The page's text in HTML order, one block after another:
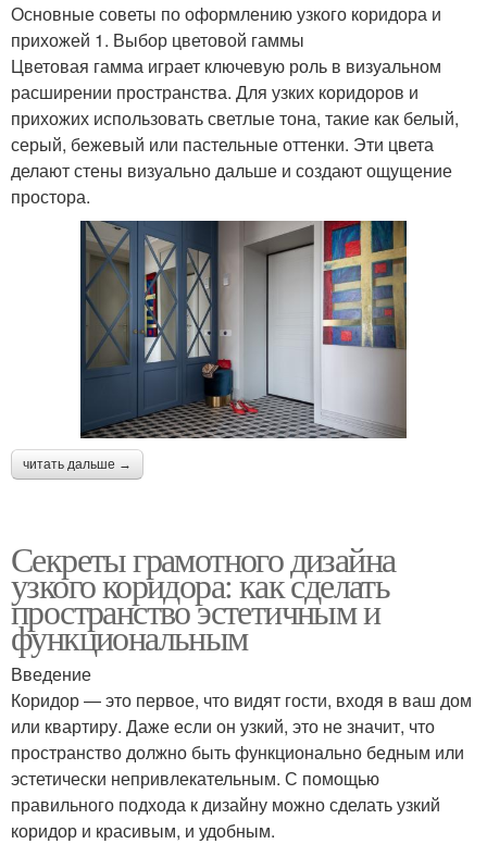
Основные советы по оформлению узкого коридора и
прихожей 1. Выбор цветовой гаммы
Цветовая гамма играет ключевую роль в визуальном
расширении пространства. Для узких коридоров и
прихожих использовать светлые тона, такие как белый,
серый, бежевый или пастельные оттенки. Эти цвета
делают стены визуально дальше и создают ощущение
простора.
читать дальше →
Секреты грамотного дизайна
узкого коридора: как сделать
пространство эстетичным и
функциональным
Введение
Коридор — это первое, что видят гости, входя в ваш дом
или квартиру. Даже если он узкий, это не значит, что
пространство должно быть функционально бедным или
эстетически непривлекательным. С помощью
правильного подхода к дизайну можно сделать узкий
коридор и красивым, и удобным.